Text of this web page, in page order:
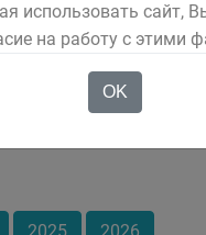
использовать сайт,
на работу с этими
OK